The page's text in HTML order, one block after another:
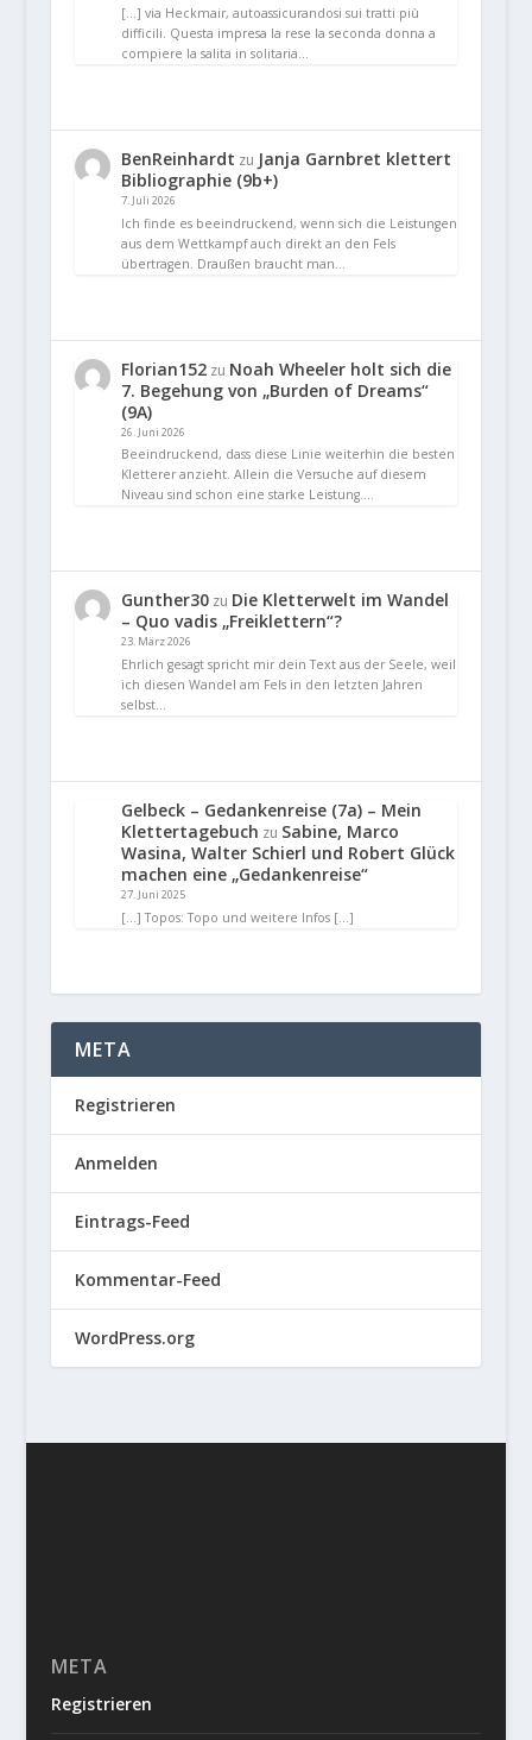
[…] via Heckmair, autoassicurandosi sui tratti più
difficili. Questa impresa la rese la seconda donna a
compiere la salita in solitaria…
BenReinhardt zu Janja Garnbret klettert
Bibliographie (9b+)
7. Juli 2026
Ich finde es beeindruckend, wenn sich die Leistungen
aus dem Wettkampf auch direkt an den Fels
übertragen. Draußen braucht man…
Florian152zu Noah Wheeler holt sich die
7. Begehung von „Burden of Dreams“
(9A)
26. Juni 2026
Beeindruckend, dass diese Linie weiterhin die besten
Kletterer anzieht. Allein die Versuche auf diesem
Niveau sind schon eine starke Leistung.…
Gunther30zu Die Kletterwelt im Wandel
– Quo vadis „Freiklettern“?
23. März 2026
Ehrlich gesagt spricht mir dein Text aus der Seele, weil
ich diesen Wandel am Fels in den letzten Jahren
selbst…
Gelbeck – Gedankenreise (7a) – Mein
Klettertagebuch zu Sabine, Marco
Wasina, Walter Schierl und Robert Glück
machen eine „Gedankenreise“
27. Juni 2025
[…] Topos: Topo und weitere Infos […]
META
Registrieren
Anmelden
Eintrags-Feed
Kommentar-Feed
WordPress.org
META
Registrieren